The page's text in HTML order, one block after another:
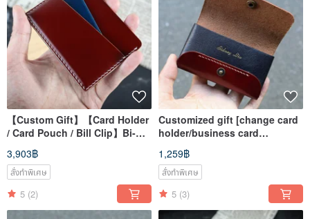
【Custom Gift】【Card Holder
/ Card Pouch / Bill Clip】Bi-
color Cordovan Leather with
Engraving
3,903฿
สั่งทำพิเศษ
5 (2)
Customized gift [change card
holder/business card
holder/youyou
card/headphones] Mister
hand-made material bag
1,259฿
สั่งทำพิเศษ
5 (3)